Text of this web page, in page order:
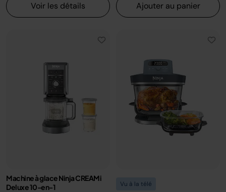
Voir les détails Ajouter au panier
Machine à glace Ninja CREAMi
Deluxe 10-en-1
Vu à la télé